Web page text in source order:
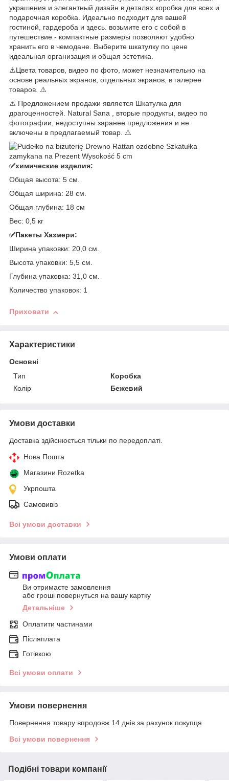
украшения и элегантный дизайн в деталях коробка для всех и
подарочная коробка. Идеально подходит для вашей
гостиной, гардероба и здесь. возьмите его с собой в
путешествие - компактные размеры позволяют удобно
хранить его в чемодане. Выберите шкатулку по цене
идеальная организация и общая эстетика.
⚠️Цвета товаров, видео по фото, может незначительно на
основе реальных экранов, отдельных экранов, в галерее
товаров. ⚠️
⚠️ Предложением продажи является Шкатулка для
драгоценностей. Natural Sana , вторые продукты, видео по
фотографии, недоступны заранее предложения и не
включены в предлагаемый товар. ⚠️
✅химические изделия:
Общая высота: 5 см.
Общая ширина: 28 см.
Общая глубина: 18 см
Вес: 0,5 кг
✅Пакеты Хазмери:
Ширина упаковки: 20,0 см.
Высота упаковки: 5,5 см.
Глубина упаковка: 31,0 см.
Количество упаковок: 1
Приховати
Характеристики
Основні
Тип
Коробка
Колір
Бежевий
Умови доставки
Доставка здійснюється тільки по передоплаті.
Нова Пошта
Магазини Rozetka
Укрпошта
Самовивіз
Всі умови доставки
Умови оплати
Ви отримаєте замовлення
або гроші повернуться на вашу картку
Детальніше
Оплатити частинами
Післяплата
Готівкою
Всі умови оплати
Умови повернення
Повернення товару впродовж 14 днів за рахунок покупця
Всі умови повернення
Подібні товари компанії